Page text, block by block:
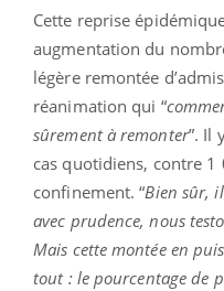
Cette reprise
augmentation du
légère remontée
réanimation qui “
sûrement à remonter”. Il
cas quotidiens, contre 1
confinement. “Bien sûr,
avec prudence, nous
Mais cette montée en
tout : le pourcentage de